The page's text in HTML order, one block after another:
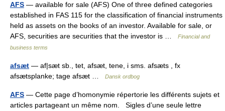
AFS — available for sale (AFS) One of three defined categories
established in FAS 115 for the classification of financial instruments
held as assets on the books of an investor. Available for sale, or
AFS, securities are securities that the investor is …
Financial and
business terms
afsæt — af|sæt sb., tet, afsæt, tene, i sms. afsæts , fx
afsætsplanke; tage afsæt …
Dansk ordbog
AFS — Cette page d’homonymie répertorie les différents sujets et
articles partageant un même nom. Sigles d’une seule lettre